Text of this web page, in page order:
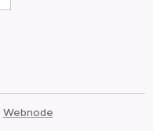
Webnode